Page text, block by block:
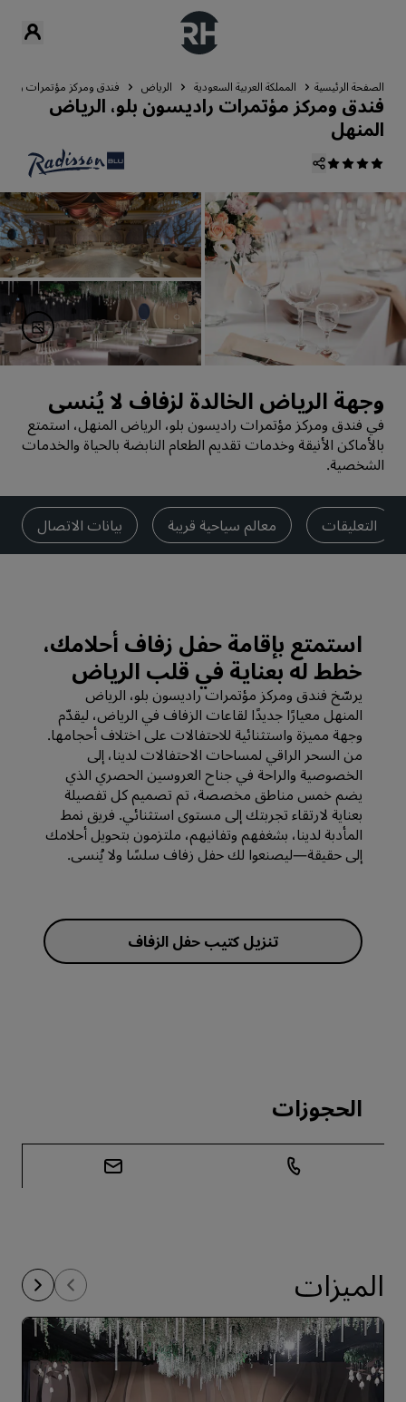
الصفحة الرئيسية المملكة العربية السعودية الرياض فندق ومركز مؤتمرات
فندق ومركز مؤتمرات راديسون بلو، الرياض
المنهل
وجهة الرياض الخالدة لزفاف لا يُنسى
في فندق ومركز مؤتمرات راديسون بلو، الرياض المنهل، استمتع
بالأماكن الأنيقة وخدمات تقديم الطعام النابضة بالحياة والخدمات
الشخصية.
التعليقات معالم سياحية قريبة بيانات الاتصال
استمتع بإقامة حفل زفاف أحلامك،
خطط له بعناية في قلب الرياض
يرسّخ فندق ومركز مؤتمرات راديسون بلو، الرياض
المنهل معيارًا جديدًا لقاعات الزفاف في الرياض، ليقدّم
وجهة مميزة واستثنائية للاحتفالات على اختلاف أحجامها.
من السحر الراقي لمساحات الاحتفالات لدينا، إلى
الخصوصية والراحة في جناح العروسين الحصري الذي
يضم خمس مناطق مخصصة، تم تصميم كل تفصيلة
بعناية لارتقاء تجربتك إلى مستوى استثنائي. فريق نمط
المأدبة لدينا، بشغفهم وتفانيهم، ملتزمون بتحويل أحلامك
إلى حقيقة—ليصنعوا لك حفل زفاف سلسًا ولا يُنسى.
تنزيل كتيب حفل الزفاف
الحجوزات
الميزات